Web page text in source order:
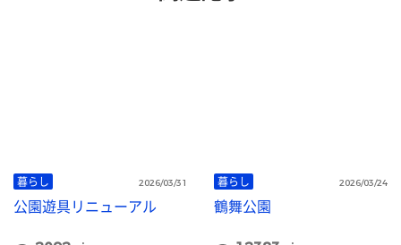
暮らし 2026/03/31
公園遊具リニューアル
暮らし 2026/03/24
鶴舞公園